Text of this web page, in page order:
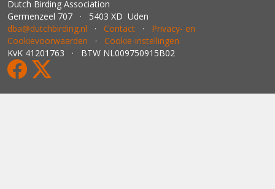
Dutch Birding Association
Germenzeel 707 · 5403 XD Uden
dba@dutchbirding.nl · Contact · Privacy- en
Cookievoorwaarden · Cookie-instellingen
KvK 41201763 · BTW NL009750915B02